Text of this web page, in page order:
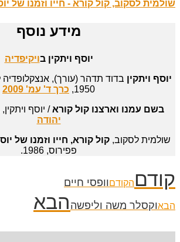
שולמית לסקוב, קול קורא - חייו וזמנו של
מידע נוסף
יוסף ויתקין בויקיפדיה
יוסף ויתקין בדוד תדהר (עורך), אנצקלופדיה
1950, כרך ד' עמ' 2009
בשם עמנו וארצנו קול קורא/ יוסף
יהודה
שולמית לסקוב, קול קורא, חייו וזמנו של
פפירוס, 1986.
קודם הקודםוופסי חיים
הבאוקסלר משה וליפשה הבא